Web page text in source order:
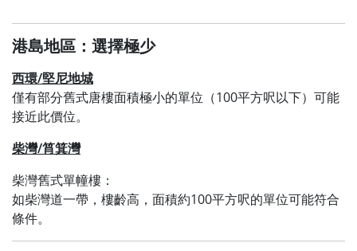
港島地區：選擇極少
西環/堅尼地城
僅有部分舊式唐樓面積極小的單位（100平方呎以下）可能
接近此價位。
柴灣/筲箕灣
柴灣舊式單幢樓：
如柴灣道一帶，樓齡高，面積約100平方呎的單位可能符合
條件。